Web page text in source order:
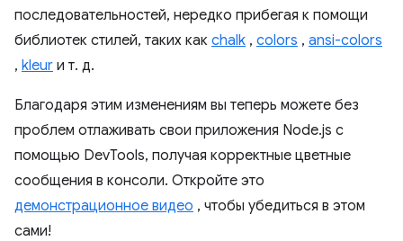
последовательностей, нередко прибегая к помощи
библиотек стилей, таких как chalk , colors , ansi-colors
, kleur и т. д.
Благодаря этим изменениям вы теперь можете без
проблем отлаживать свои приложения Node.js с
помощью DevTools, получая корректные цветные
сообщения в консоли. Откройте это
демонстрационное видео , чтобы убедиться в этом
сами!